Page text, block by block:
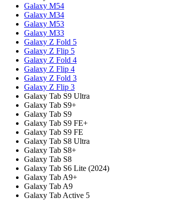
Galaxy M54
Galaxy M34
Galaxy M53
Galaxy M33
Galaxy Z Fold 5
Galaxy Z Flip 5
Galaxy Z Fold 4
Galaxy Z Flip 4
Galaxy Z Fold 3
Galaxy Z Flip 3
Galaxy Tab S9 Ultra
Galaxy Tab S9+
Galaxy Tab S9
Galaxy Tab S9 FE+
Galaxy Tab S9 FE
Galaxy Tab S8 Ultra
Galaxy Tab S8+
Galaxy Tab S8
Galaxy Tab S6 Lite (2024)
Galaxy Tab A9+
Galaxy Tab A9
Galaxy Tab Active 5